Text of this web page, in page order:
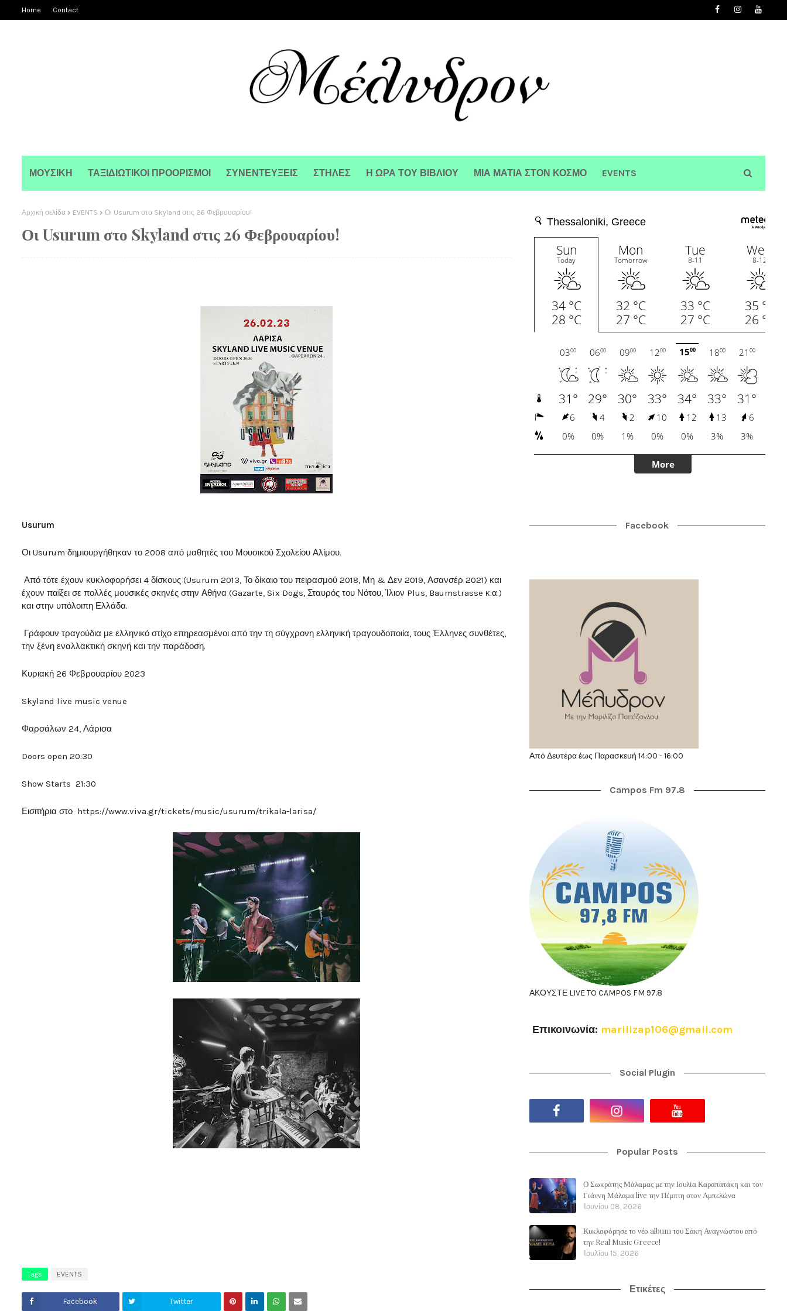
Home Contact
ΜΟΥΣΙΚΗ ΤΑΞΙΔΙΩΤΙΚΟΙ ΠΡΟΟΡΙΣΜΟΙ ΣΥΝΕΝΤΕΥΞΕΙΣ ΣΤΗΛΕΣ Η ΩΡΑ ΤΟΥ ΒΙΒΛΙΟΥ ΜΙΑ ΜΑΤΙΑ ΣΤΟΝ ΚΟΣΜΟ EVENTS
Αρχική σελίδα EVENTS Οι Usurum στο Skyland στις 26 Φεβρουαρίου!
Οι Usurum στο Skyland στις 26 Φεβρουαρίου!
Usurum
Οι Usurum δημιουργήθηκαν το 2008 από μαθητές του Μουσικού Σχολείου Αλίμου.
Από τότε έχουν κυκλοφορήσει 4 δίσκους (Usurum 2013, Το δίκαιο του πειρασμού 2018, Μη & Δεν 2019, Ασανσέρ 2021) και
έχουν παίξει σε πολλές μουσικές σκηνές στην Αθήνα (Gazarte, Six Dogs, Σταυρός του Νότου, Ίλιον Plus, Baumstrasse κ.α.)
και στην υπόλοιπη Ελλάδα.
Γράφουν τραγούδια με ελληνικό στίχο επηρεασμένοι από την τη σύγχρονη ελληνική τραγουδοποιία, τους Έλληνες συνθέτες,
την ξένη εναλλακτική σκηνή και την παράδοση.
Κυριακή 26 Φεβρουαρίου 2023
Skyland live music venue
Φαρσάλων 24, Λάρισα
Doors open 20:30
Show Starts 21:30
Εισιτήρια στο https://www.viva.gr/tickets/music/usurum/trikala-larisa/
Tags EVENTS
Facebook Twitter
Facebook
Από Δευτέρα έως Παρασκευή 14:00 - 16:00
Campos Fm 97.8
ΑΚΟΥΣΤΕ LIVE TO CAMPOS FM 97.8
Επικοινωνία: marilizap106@gmail.com
Social Plugin
Popular Posts
Ο Σωκράτης Μάλαμας με την Ιουλία Καραπατάκη και τον
Γιάννη Μάλαμα live την Πέμπτη στον Αμπελώνα
Ιουνίου 08, 2026
Κυκλοφόρησε το νέο album του Σάκη Αναγνώστου από
την Real Music Greece!
Ιουλίου 15, 2026
Ετικέτες